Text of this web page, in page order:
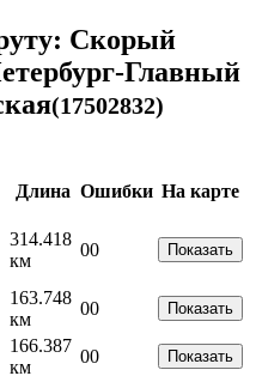
Скорый
Главный
(17502832)
Длина Ошибки На карте
314.418
км
00 Показать
163.748
км
00 Показать
166.387
км
00 Показать